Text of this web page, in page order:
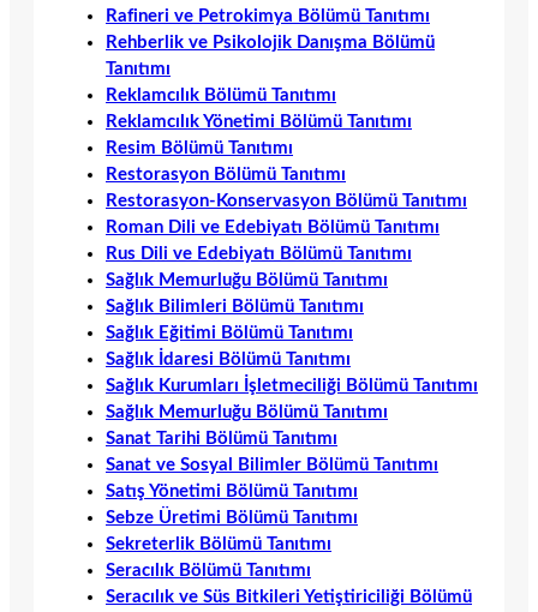
Rafineri ve Petrokimya Bölümü Tanıtımı
Rehberlik ve Psikolojik Danışma Bölümü
Tanıtımı
Reklamcılık Bölümü Tanıtımı
Reklamcılık Yönetimi Bölümü Tanıtımı
Resim Bölümü Tanıtımı
Restorasyon Bölümü Tanıtımı
Restorasyon-Konservasyon Bölümü Tanıtımı
Roman Dili ve Edebiyatı Bölümü Tanıtımı
Rus Dili ve Edebiyatı Bölümü Tanıtımı
Sağlık Memurluğu Bölümü Tanıtımı
Sağlık Bilimleri Bölümü Tanıtımı
Sağlık Eğitimi Bölümü Tanıtımı
Sağlık İdaresi Bölümü Tanıtımı
Sağlık Kurumları İşletmeciliği Bölümü Tanıtımı
Sağlık Memurluğu Bölümü Tanıtımı
Sanat Tarihi Bölümü Tanıtımı
Sanat ve Sosyal Bilimler Bölümü Tanıtımı
Satış Yönetimi Bölümü Tanıtımı
Sebze Üretimi Bölümü Tanıtımı
Sekreterlik Bölümü Tanıtımı
Seracılık Bölümü Tanıtımı
Seracılık ve Süs Bitkileri Yetiştiriciliği Bölümü